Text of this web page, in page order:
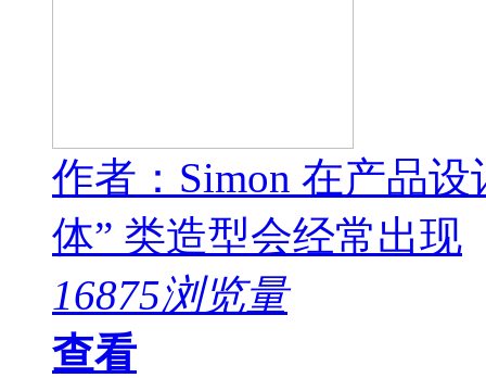
作者：Simon 在产品
体” 类造型会经常出现
16875浏览量
查看